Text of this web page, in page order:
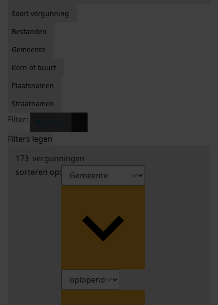
Soort vergunning
Bestanden
Gemeente
Kern of buurt
Plaatsnamen
Straatnamen
Filter:
Filters legen
173 vergunningen
sorteren op: